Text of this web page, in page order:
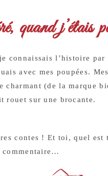
quand j’étais
connaissais l’histoire
avec mes poupées.
charmant (de la marque
rouet sur une brocante.
contes ! Et toi, quel est
commentaire…